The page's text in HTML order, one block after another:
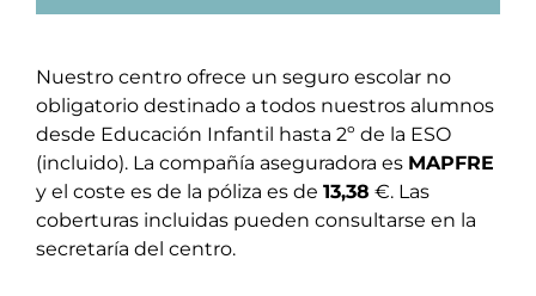
Nuestro centro ofrece un seguro escolar no
obligatorio destinado a todos nuestros alumnos
desde Educación Infantil hasta 2º de la ESO
(incluido). La compañía aseguradora es MAPFRE
y el coste es de la póliza es de 13,38 €. Las
coberturas incluidas pueden consultarse en la
secretaría del centro.